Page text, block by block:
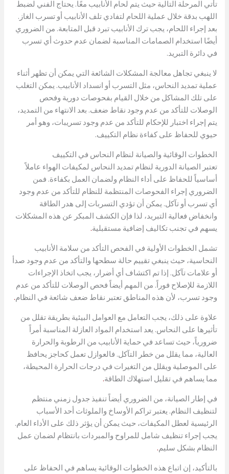
تأتي المرحلة التالية حيث يتم لحام الأنابيب معًا. يحتاج الفني لضبط
اللهب بدقة خلال عملية اللحام لتفادي تلف الأنابيب أو تسرب الغاز.
بعد إجراء اللحام، يجب ترك الأنابيب تبرد قبل المتابعة. من الضروري
أيضًا استخدام الصمامات المناسبة لضمان عدم حدوث أي تسرب
في دائرة التبريد.
لا ينبغي تجاهل معالجة المشكلات الشائعة التي يمكن أن تظهر أثناء
عملية تمديد النحاس، مثل التسرب أو انسداد الأنابيب. يمكن التغلب
على تلك المشاكل من خلال القيام بفحوصات دورية وفحص
الوصلات للتأكد من عدم وجود نقاط ضعف. بعد الانتهاء من التمديد،
يتم إجراء اختبار للإحكام للتأكد من عدم وجود تسريبات، وهو أمر
حيوي للحفاظ على كفاءة نظام التكييف.
الخطوات الوقائية والصيانة لنظام النحاس في التكييف
تعتبر الصيانة الدورية لنظام تمديد النحاس لمكيفات الهواء عاملاً
أساسياً للحفاظ على أداء النظام ولضمان العمل بكفاءة. فمن
الضروري إجراء الفحوصات المنتظمة للنظام للتأكد من عدم وجود
أي تسرب أو تآكل. يمكن أن تؤدي التسربات إلى هدر الطاقة
وانخفاض فعالية التبريد، لذا فإن الكشف المبكر عن هذه المشكلات
يسهم في تجنب تكاليف إضافية مستقبلية.
تشمل الخطوات الأولية في الفحص التأكد من سلامة الأنابيب
النحاسية، حيث ينبغي تقييم حالة سطحها والتأكد من عدم وجود صدأ
أو علامات تآكل. إذا تم اكتشاف أي أضرار، يجب اتخاذ الإجراءات
اللازمة للإصلاح فوراً. من المهم أيضاً فحص الوصلات للتأكد من عدم
وجود تسرب، لأن هذه المناطق تعتبر نقاط ضعف شائعة في النظام.
علاوة على ذلك، يجب التعامل مع العوامل البيئية بطريقة تقلل من
تأثيرها على النحاس. يعد استخدام المواد العازلة المناسبة أمراً
ضرورياً، حيث تساعد في حماية الأنابيب من الرطوبة والحرارة
العالية، مما يقلل من خطر التآكل. فالعوازل تعمل كحاجز يحافظ
على الموصلية ويقلل من التغيرات في درجات الحرارة المحيطة،
مما يساهم في تقليل استهلاك الطاقة.
في إطار الصيانة، من الضروري أيضاً تنفيذ جدول زمني منتظم
لتنظيف النظام. يعتبر تراكم الأوساخ والملوثات أحد الأسباب
الرئيسية لعطل المكيفات، حيث يمكن أن يؤثر ذلك على الأداء العام.
يجب إجراء تنظيف شامل للمراوح والمبردات بانتظام لضمان عمل
النظام بشكل سليم.
بالتأكيد، إن اتباع هذه الخطوات الوقائية يساهم في الحفاظ على